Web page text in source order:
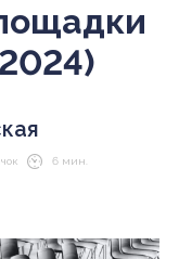
6 мин.